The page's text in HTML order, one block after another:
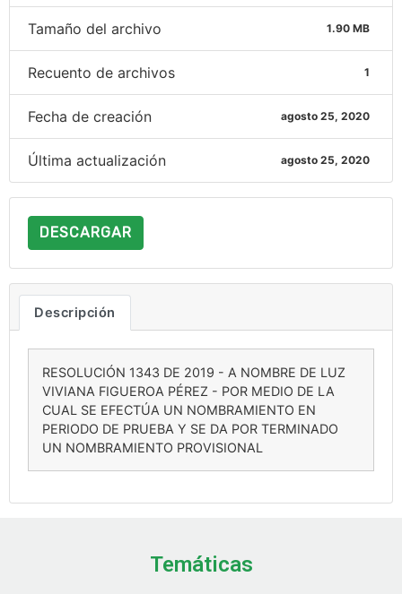
Tamaño del archivo 1.90 MB
Recuento de archivos 1
Fecha de creación agosto 25, 2020
Última actualización agosto 25, 2020
DESCARGAR
Descripción
RESOLUCIÓN 1343 DE 2019 - A NOMBRE DE LUZ
VIVIANA FIGUEROA PÉREZ - POR MEDIO DE LA
CUAL SE EFECTÚA UN NOMBRAMIENTO EN
PERIODO DE PRUEBA Y SE DA POR TERMINADO
UN NOMBRAMIENTO PROVISIONAL
Temáticas